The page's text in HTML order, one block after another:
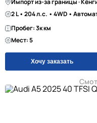
Импорт из-за границы ·
2 L • 204 л.с. • 4WD •
Пробег: 3к км
Мест: 5
Хочу заказать